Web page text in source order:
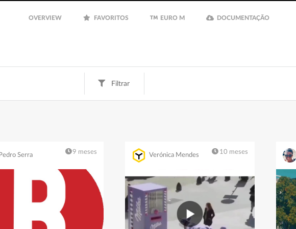
OVERVIEW FAVORITOS EURO M DOCUMENTAÇÃO
Finanças Inspiração Euro M Documentação
Filtrar Guardar Limpar
Filtrar
Pedro Serra 9 meses Verónica Mendes 10 meses